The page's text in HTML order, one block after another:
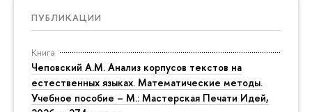
ПУБЛИКАЦИИ
Книга
Чеповский А.М. Анализ корпусов текстов на
естественных языках. Математические методы.
Учебное пособие – М.: Мастерская Печати Идей,